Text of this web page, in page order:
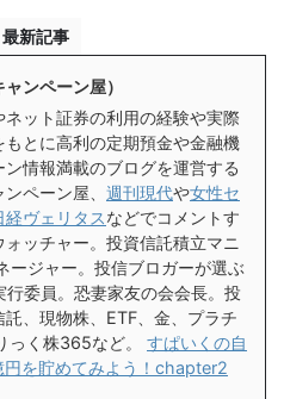
最新記事
ンペーン屋）
ネット証券の利用の経験や実際
もとに高利の定期預金や金融機
情報満載のブログを運営する
ペーン屋、 週刊現代や女性セ
経ヴェリタスなどでコメントす
ォッチャー。投資信託積立マニ
ージャー。投信ブロガーが選ぶ
行委員。恐妻家友の会会長。投
託、現物株、ETF、金、プラチ
っく株365など。 すぱいくの自
円を貯めてみよう！chapter2